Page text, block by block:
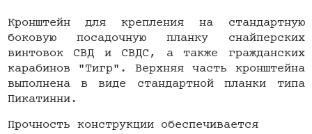
Кронштейн для крепления на стандартную
боковую посадочную планку снайперских
винтовок СВД и СВДС, а также гражданских
карабинов "Тигр". Верхняя часть кронштейна
выполнена в виде стандартной планки типа
Пикатинни.
Прочность конструкции обеспечивается